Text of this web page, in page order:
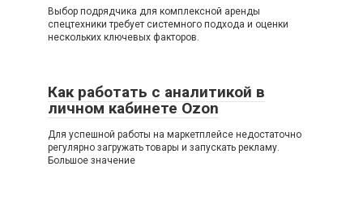
Выбор подрядчика для комплексной аренды
спецтехники требует системного подхода и оценки
нескольких ключевых факторов.
Как работать с аналитикой в
личном кабинете Ozon
Для успешной работы на маркетплейсе недостаточно
регулярно загружать товары и запускать рекламу.
Большое значение